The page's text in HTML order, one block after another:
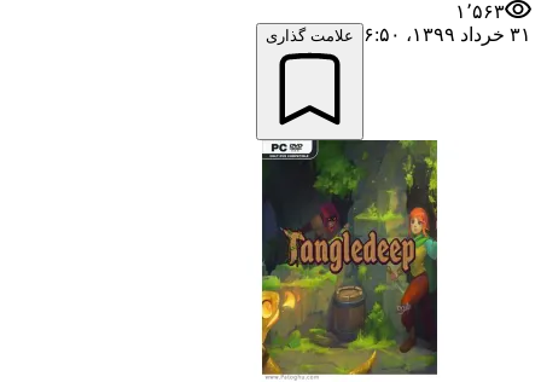
۱٬۵۶۳
علامت گذاری